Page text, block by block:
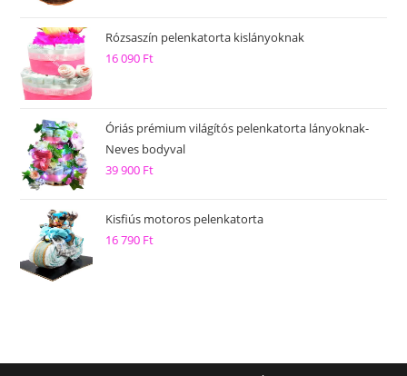
Rózsaszín pelenkatorta kislányoknak
16 090 Ft
Óriás prémium világítós pelenkatorta lányoknak-
Neves bodyval
39 900 Ft
Kisfiús motoros pelenkatorta
16 790 Ft